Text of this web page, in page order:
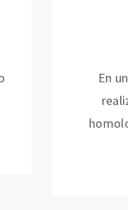
En